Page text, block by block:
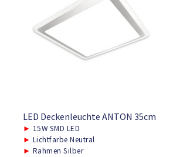
LED Deckenleuchte ANTON 35cm
► 15W SMD LED
► Lichtfarbe Neutral
► Rahmen Silber